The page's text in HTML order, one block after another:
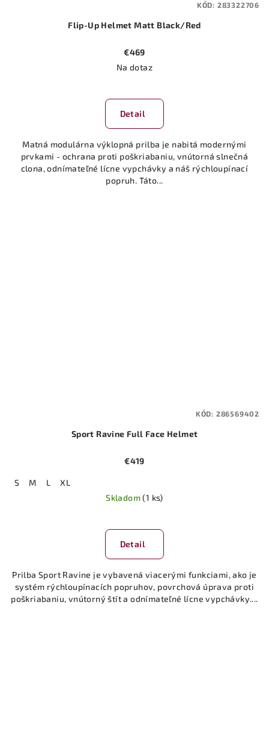
Flip-Up Helmet Matt Black/Red
€469
Na dotaz
Detail
Matná modulárna výklopná prilba je nabitá modernými
prvkami - ochrana proti poškriabaniu, vnútorná slnečná
clona, ​​odnímateľné lícne vypchávky a náš rýchloupínací
popruh. Táto...
KÓD: 283322706
Sport Ravine Full Face Helmet
€419
S M L
XL
Skladom(1 ks)
hodnotenie
produktu
z
5
hviezdičiek.
Detail
Prilba Sport Ravine je vybavená viacerými funkciami, ako je
systém rýchloupínacích popruhov, povrchová úprava proti
poškriabaniu, vnútorný štít a odnímateľné lícne vypchávky....
KÓD: 286569402